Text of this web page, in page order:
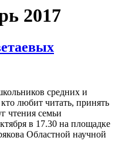
2017
средних и
любит читать, принять
чтения семьи
в 17.30 на площадке
Областной научной